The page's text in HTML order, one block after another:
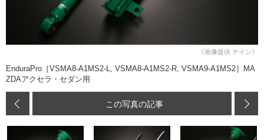
《画像提供 テイン》
EnduraPro［VSMA8-A1MS2-L, VSMA8-A1MS2-R, VSMA9-A1MS2］MA
ZDAアクセラ・セダン用
この写真の記事